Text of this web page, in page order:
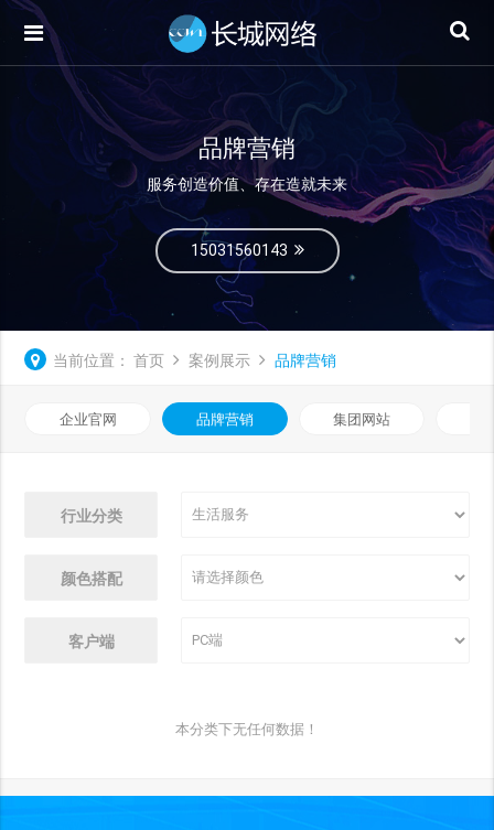
品牌营销
服务创造价值、存在造就未来
15031560143
当前位置： 首页 案例展示 品牌营销
企业官网 品牌营销 集团网站
行业分类
颜色搭配
客户端
本分类下无任何数据！